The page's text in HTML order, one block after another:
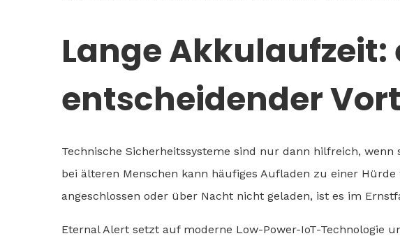
Lange Akkulaufzeit:
entscheidender
Technische Sicherheitssysteme sind nur dann hilfreich, wenn
bei älteren Menschen kann häufiges Aufladen zu einer
angeschlossen oder über Nacht nicht geladen, ist es im
Eternal Alert setzt auf moderne Low-Power-IoT-Technologie